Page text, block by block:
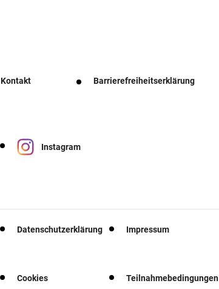
Kontakt Barrierefreiheitserklärung
Instagram
Datenschutzerklärung Impressum
Cookies Teilnahmebedingungen